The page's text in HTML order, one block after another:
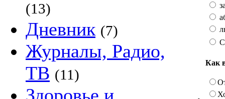
(13)
Дневник (7)
Журналы, Радио,
ТВ (11)
Как